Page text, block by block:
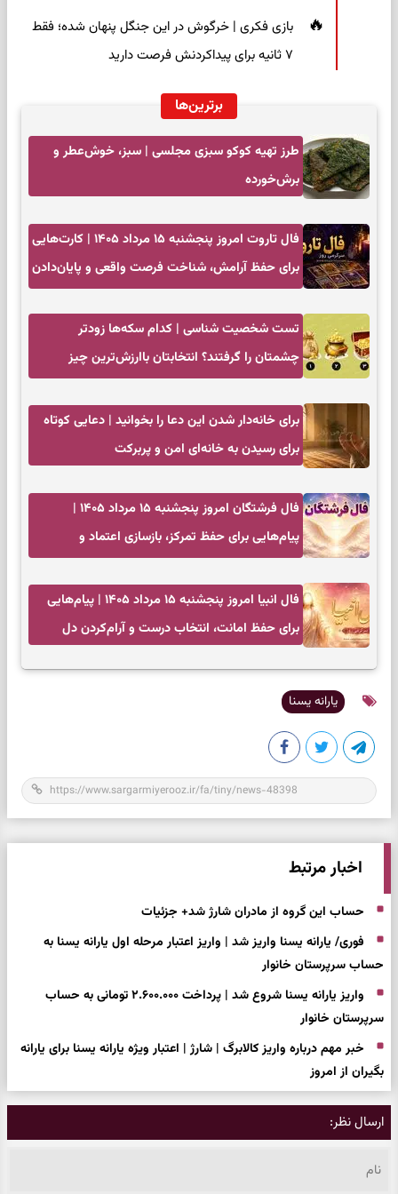
بازی فکری | خرگوش در این جنگل پنهان شده؛ فقط
۷ ثانیه برای پیداکردنش فرصت دارید
برترین‌ها
طرز تهیه کوکو سبزی مجلسی | سبز، خوش‌عطر و
برش‌خورده
فال تاروت امروز پنجشنبه ۱۵ مرداد ۱۴۰۵ | کارت‌هایی
برای حفظ آرامش، شناخت فرصت واقعی و پایان‌دادن
تست شخصیت شناسی | کدام سکه‌ها زودتر
چشمتان را گرفتند؟ انتخابتان باارزش‌ترین چیز
برای خانه‌دار شدن این دعا را بخوانید | دعایی کوتاه
برای رسیدن به خانه‌ای امن و پربرکت
فال فرشتگان امروز پنجشنبه ۱۵ مرداد ۱۴۰۵ |
پیام‌هایی برای حفظ تمرکز، بازسازی اعتماد و
فال انبیا امروز پنجشنبه ۱۵ مرداد ۱۴۰۵ | پیام‌هایی
برای حفظ امانت، انتخاب درست و آرام‌کردن دل
یارانه یسنا
اخبار مرتبط
حساب این گروه از مادران شارژ شد+ جزئیات
فوری/ یارانه یسنا واریز شد | واریز اعتبار مرحله اول یارانه یسنا به
حساب سرپرستان خانوار
واریز یارانه یسنا شروع شد | پرداخت ۲.۶۰۰.۰۰۰ تومانی به حساب
سرپرستان خانوار
خبر مهم درباره واریز کالابرگ | شارژ | اعتبار ویژه یارانه یسنا برای یارانه
بگیران از امروز
ارسال نظر: